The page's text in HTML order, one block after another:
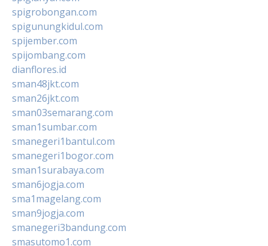
spigrobongan.com
spigunungkidul.com
spijember.com
spijombang.com
dianflores.id
sman48jkt.com
sman26jkt.com
sman03semarang.com
sman1sumbar.com
smanegeri1bantul.com
smanegeri1bogor.com
sman1surabaya.com
sman6jogja.com
sma1magelang.com
sman9jogja.com
smanegeri3bandung.com
smasutomo1.com